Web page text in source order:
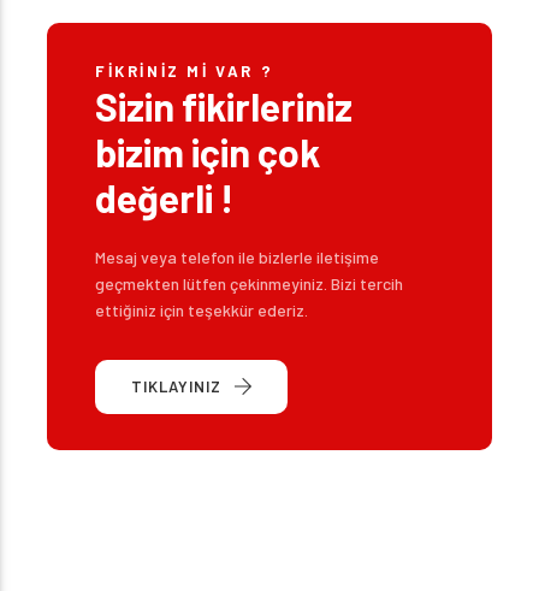
FIKRINIZ MI VAR ?
Sizin fikirleriniz
bizim için çok
değerli !
Mesaj veya telefon ile bizlerle iletişime
geçmekten lütfen çekinmeyiniz. Bizi tercih
ettiğiniz için teşekkür ederiz.
TIKLAYINIZ